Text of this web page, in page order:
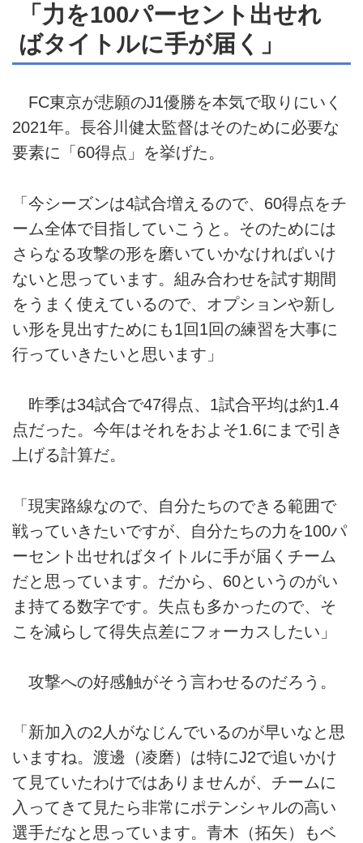
「力を100パーセント出せれ
ばタイトルに手が届く」
FC東京が悲願のJ1優勝を本気で取りにいく
2021年。長谷川健太監督はそのために必要な
要素に「60得点」を挙げた。
「今シーズンは4試合増えるので、60得点をチ
ーム全体で目指していこうと。そのためには
さらなる攻撃の形を磨いていかなければいけ
ないと思っています。組み合わせを試す期間
をうまく使えているので、オプションや新し
い形を見出すためにも1回1回の練習を大事に
行っていきたいと思います」
昨季は34試合で47得点、1試合平均は約1.4
点だった。今年はそれをおよそ1.6にまで引き
上げる計算だ。
「現実路線なので、自分たちのできる範囲で
戦っていきたいですが、自分たちの力を100パ
ーセント出せればタイトルに手が届くチーム
だと思っています。だから、60というのがい
ま持てる数字です。失点も多かったので、そ
こを減らして得失点差にフォーカスしたい」
攻撃への好感触がそう言わせるのだろう。
「新加入の2人がなじんでいるのが早いなと思
いますね。渡邊（凌磨）は特にJ2で追いかけ
て見ていたわけではありませんが、チームに
入ってきて見たら非常にポテンシャルの高い
選手だなと思っています。青木（拓矢）もベ